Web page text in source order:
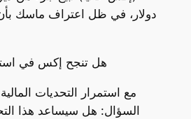
دولار، في ظل اعتراف ماسك
هل تنجح إكس في
مع استمرار التحديات
السؤال: هل سيساعد هذا